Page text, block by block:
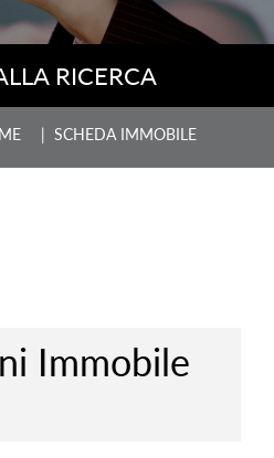
RICERCA
| SCHEDA IMMOBILE
Immobile